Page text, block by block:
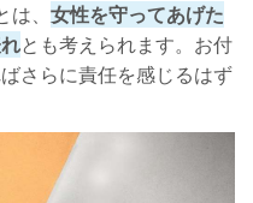
、 女性を守ってあげた
とも考えられます。お付
さらに責任を感じるはず